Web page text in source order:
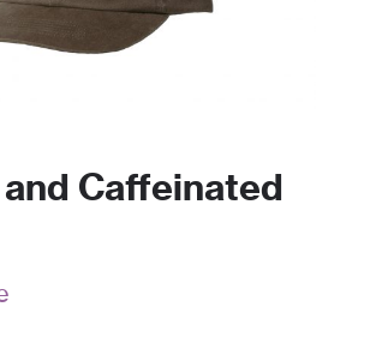
Caffeinated